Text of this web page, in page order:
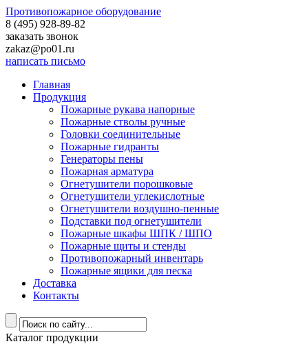
Противопожарное оборудование
8 (495) 928-89-82
заказать звонок
zakaz@po01.ru
написать письмо
Главная
Продукция
Пожарные рукава напорные
Пожарные стволы ручные
Головки соединительные
Пожарные гидранты
Генераторы пены
Пожарная арматура
Огнетушители порошковые
Огнетушители углекислотные
Огнетушители воздушно-пенные
Подставки под огнетушители
Пожарные шкафы ШПК / ШПО
Пожарные щиты и стенды
Противопожарный инвентарь
Пожарные ящики для песка
Доставка
Контакты
Каталог продукции